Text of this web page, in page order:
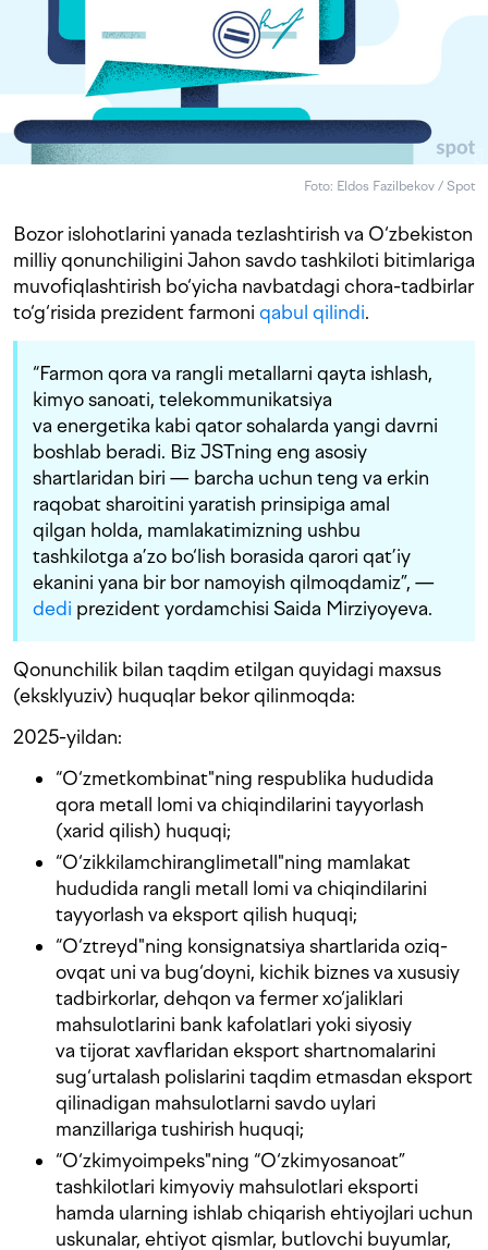
Foto: Eldos Fazilbekov / Spot
Bozor islohotlarini yanada tezlashtirish va O‘zbekiston
milliy qonunchiligini Jahon savdo tashkiloti bitimlariga
muvofiqlashtirish bo‘yicha navbatdagi chora-tadbirlar
to‘g‘risida prezident farmoni qabul qilindi.
“Farmon qora va rangli metallarni qayta ishlash,
kimyo sanoati, telekommunikatsiya
va energetika kabi qator sohalarda yangi davrni
boshlab beradi. Biz JSTning eng asosiy
shartlaridan biri — barcha uchun teng va erkin
raqobat sharoitini yaratish prinsipiga amal
qilgan holda, mamlakatimizning ushbu
tashkilotga a’zo bo‘lish borasida qarori qat’iy
ekanini yana bir bor namoyish qilmoqdamiz”, —
dedi prezident yordamchisi Saida Mirziyoyeva.
Qonunchilik bilan taqdim etilgan quyidagi maxsus
(eksklyuziv) huquqlar bekor qilinmoqda:
2025-yildan:
“O‘zmetkombinat"ning respublika hududida
qora metall lomi va chiqindilarini tayyorlash
(xarid qilish) huquqi;
“O‘zikkilamchiranglimetall"ning mamlakat
hududida rangli metall lomi va chiqindilarini
tayyorlash va eksport qilish huquqi;
“O‘ztreyd"ning konsignatsiya shartlarida oziq-
ovqat uni va bug‘doyni, kichik biznes va xususiy
tadbirkorlar, dehqon va fermer xo‘jaliklari
mahsulotlarini bank kafolatlari yoki siyosiy
va tijorat xavflaridan eksport shartnomalarini
sug‘urtalash polislarini taqdim etmasdan eksport
qilinadigan mahsulotlarni savdo uylari
manzillariga tushirish huquqi;
“O‘zkimyoimpeks"ning “O‘zkimyosanoat”
tashkilotlari kimyoviy mahsulotlari eksporti
hamda ularning ishlab chiqarish ehtiyojlari uchun
uskunalar, ehtiyot qismlar, butlovchi buyumlar,